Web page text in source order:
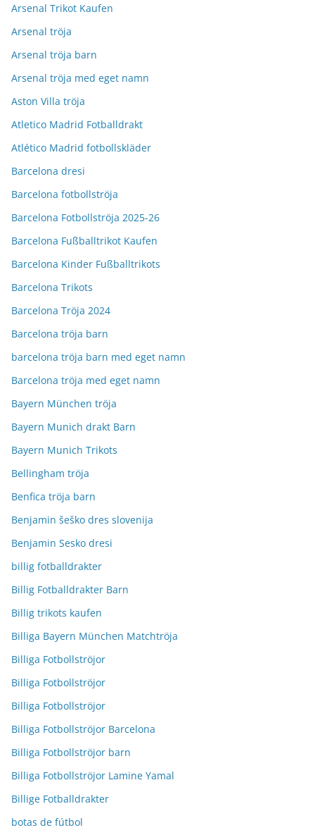
Arsenal Trikot Kaufen
Arsenal tröja
Arsenal tröja barn
Arsenal tröja med eget namn
Aston Villa tröja
Atletico Madrid Fotballdrakt
Atlético Madrid fotbollskläder
Barcelona dresi
Barcelona fotbollströja
Barcelona Fotbollströja 2025-26
Barcelona Fußballtrikot Kaufen
Barcelona Kinder Fußballtrikots
Barcelona Trikots
Barcelona Tröja 2024
Barcelona tröja barn
barcelona tröja barn med eget namn
Barcelona tröja med eget namn
Bayern München tröja
Bayern Munich drakt Barn
Bayern Munich Trikots
Bellingham tröja
Benfica tröja barn
Benjamin šeško dres slovenija
Benjamin Sesko dresi
billig fotballdrakter
Billig Fotballdrakter Barn
Billig trikots kaufen
Billiga Bayern München Matchtröja
Billiga Fotbollströjor
Billiga Fotbollströjor
Billiga Fotbollströjor
Billiga Fotbollströjor Barcelona
Billiga Fotbollströjor barn
Billiga Fotbollströjor Lamine Yamal
Billige Fotballdrakter
botas de fútbol